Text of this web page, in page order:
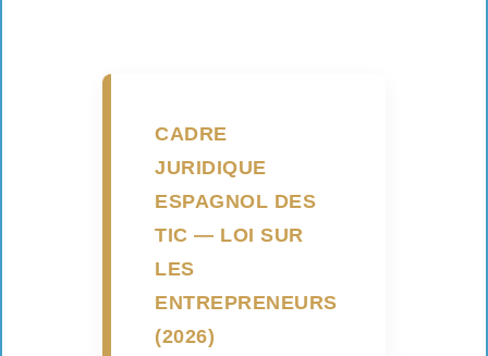
CADRE
JURIDIQUE
ESPAGNOL DES
TIC — LOI SUR
LES
ENTREPRENEURS
(2026)